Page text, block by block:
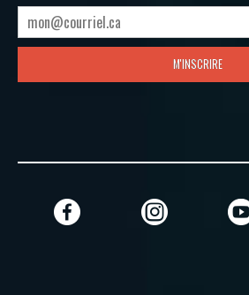
M'INSCRIRE